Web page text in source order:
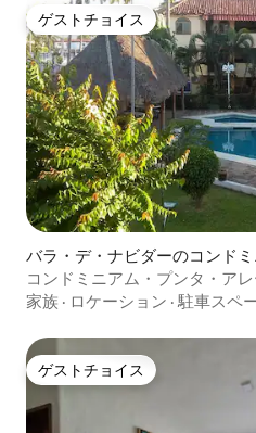
ゲストチョイス
ゲストチョイス
バラ・デ・ナビダーのコンド
コンドミニアム・プンタ・ア
家族 · ロケーション · 駐車スペ
ゲストチョイス
ゲストチョイス